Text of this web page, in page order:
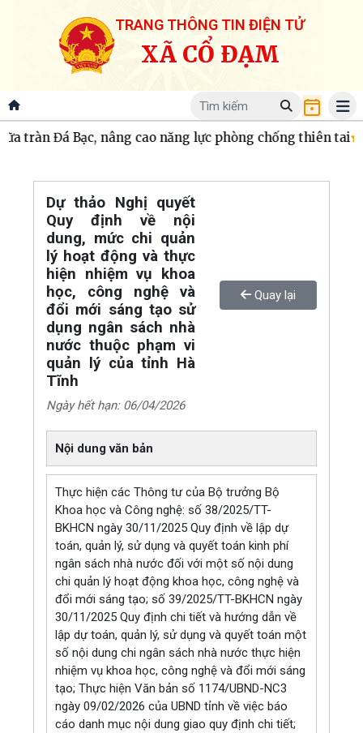
TRANG THÔNG TIN ĐIỆN TỬ
XÃ CỔ ĐẠM
tràn Đá Bạc, nâng cao năng lực phòng chống thiên tai
Dự thảo Nghị quyết
Quy định về nội
dung, mức chi quản
lý hoạt động và thực
hiện nhiệm vụ khoa
học, công nghệ và
đổi mới sáng tạo sử
dụng ngân sách nhà
nước thuộc phạm vi
quản lý của tỉnh Hà
Tĩnh
Quay lại
Ngày hết hạn: 06/04/2026
Nội dung văn bản
Thực hiện các Thông tư của Bộ trưởng Bộ
Khoa học và Công nghệ: số 38/2025/TT-
BKHCN ngày 30/11/2025 Quy định về lập dự
toán, quản lý, sử dụng và quyết toán kinh phí
ngân sách nhà nước đối với một số nội dung
chi quản lý hoạt động khoa học, công nghệ và
đổi mới sáng tạo; số 39/2025/TT-BKHCN ngày
30/11/2025 Quy định chi tiết và hướng dẫn về
lập dự toán, quản lý, sử dụng và quyết toán một
số nội dung chi ngân sách nhà nước thực hiện
nhiệm vụ khoa học, công nghệ và đổi mới sáng
tạo; Thực hiện Văn bản số 1174/UBND-NC3
ngày 09/02/2026 của UBND tỉnh về việc báo
cáo danh mục nội dung giao quy định chi tiết;